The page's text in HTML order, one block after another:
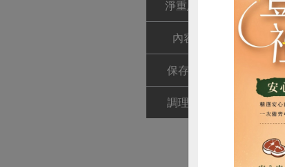
淨重/數量 60公克
內容物 北茵陳
保存條件 陰涼乾
調理方式 1、每